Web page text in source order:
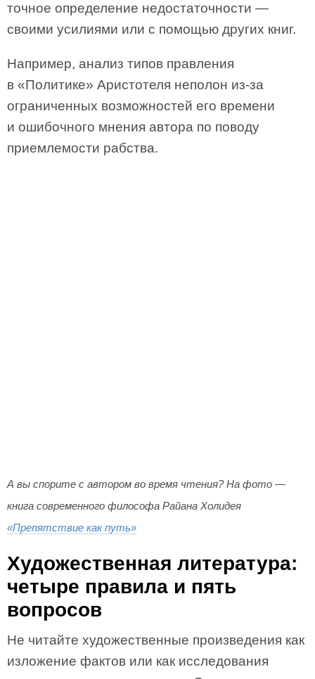
точное определение недостаточности —
своими усилиями или с помощью других книг.
Например, анализ типов правления
в «Политике» Аристотеля неполон из-за
ограниченных возможностей его времени
и ошибочного мнения автора по поводу
приемлемости рабства.
А вы спорите с автором во время чтения? На фото —
книга современного философа Райана Холидея
«Препятствие как путь»
Художественная литература:
четыре правила и пять
вопросов
Не читайте художественные произведения как
изложение фактов или как исследования